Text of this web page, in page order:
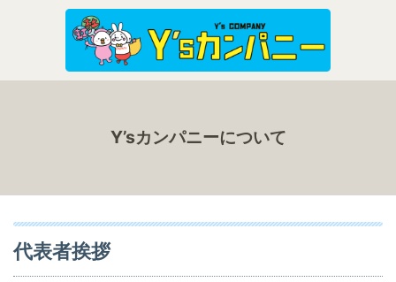
Y’sカンパニーについて
代表者挨拶